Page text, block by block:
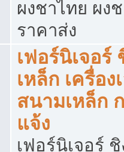
ผงชาไทย ผง
ราคาส่ง
เฟอร์นิเจอร์
เหล็ก เครื่อง
สนามเหล็ก
แจ้ง
เฟอร์นิเจอร์